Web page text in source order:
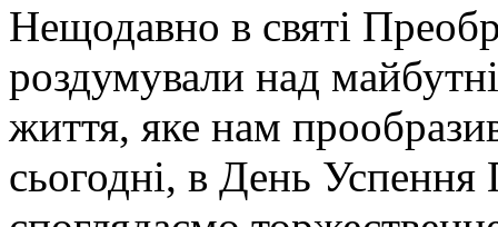
Нещодавно в святі
роздумували над
життя, яке нам
сьогодні, в День Успення